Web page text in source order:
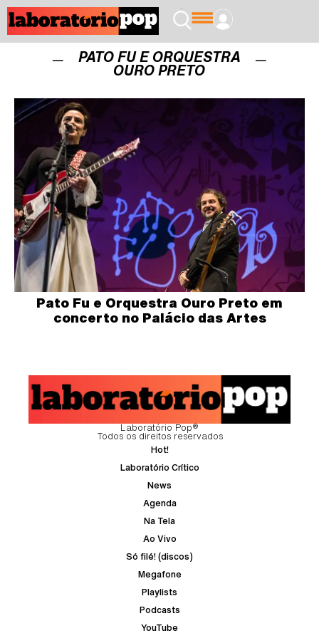
PATO FU E ORQUESTRA
OURO PRETO
Pato Fu e Orquestra Ouro Preto em
concerto no Palácio das Artes
Laboratório Pop®
Todos os direitos reservados
Hot!
Laboratório Crítico
News
Agenda
Na Tela
Ao Vivo
Só filé! (discos)
Megafone
Playlists
Podcasts
YouTube